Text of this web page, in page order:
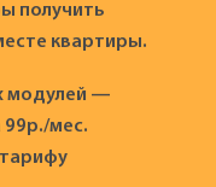
получить
квартиры.
модулей —
99р./мес.